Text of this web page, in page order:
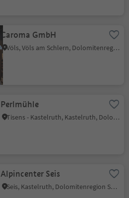
Caroma GmbH
Völs, Völs am Schlern, Dolomitenregion Seiser Alm
Perlmühle
Tisens - Kastelruth, Kastelruth, Dolomitenregion Seiser Alm
Alpincenter Seis
Seis, Kastelruth, Dolomitenregion Seiser Alm